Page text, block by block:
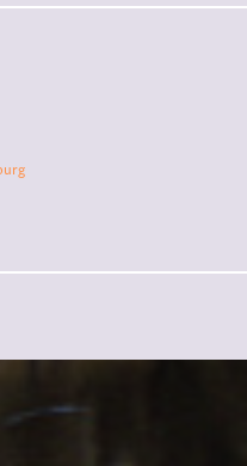
punk#kino
#diskussion